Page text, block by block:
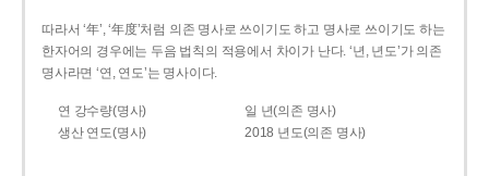
따라서 ‘年’, ‘年度’처럼 의존 명사로 쓰이기도 하고 명사로 쓰이기도 하는
한자어의 경우에는 두음 법칙의 적용에서 차이가 난다. ‘년, 년도’가 의존
명사라면 ‘연, 연도’는 명사이다.
연 강수량(명사)
일 년(의존 명사)
생산 연도(명사)
2018 년도(의존 명사)